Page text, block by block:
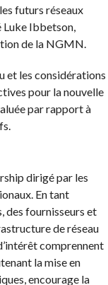
futurs réseaux
Luke Ibbetson,
de la NGMN.
et les considérations
pour la nouvelle
par rapport à
dirigé par les
En tant
des fournisseurs et
de réseau
comprennent
la mise en
encourage la